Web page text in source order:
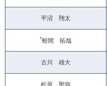
平沼 翔太
*蛭間 拓哉
古川 雄大
松原 聖弥